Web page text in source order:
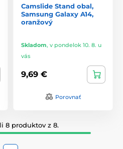
Camslide Stand obal,
Samsung Galaxy A14,
oranžový
Skladom, v pondelok 10. 8. u
vás
9,69 €
Porovnať
8 produktov z 8.